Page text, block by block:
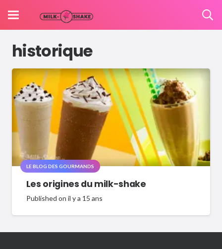
historique
LE BLOG DES GOURMANDS
Les origines du milk-shake
Published on il y a 15 ans